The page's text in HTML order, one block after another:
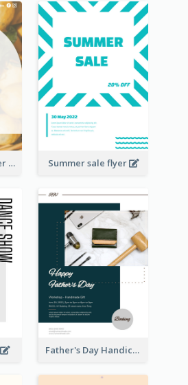
Lemon Festival flyer Summer sale flyer
Father's Day Handicrafts Workshop Flyer